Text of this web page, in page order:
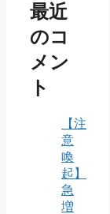
最近
のコ
メン
ト
【注
意
喚
起】
急
増